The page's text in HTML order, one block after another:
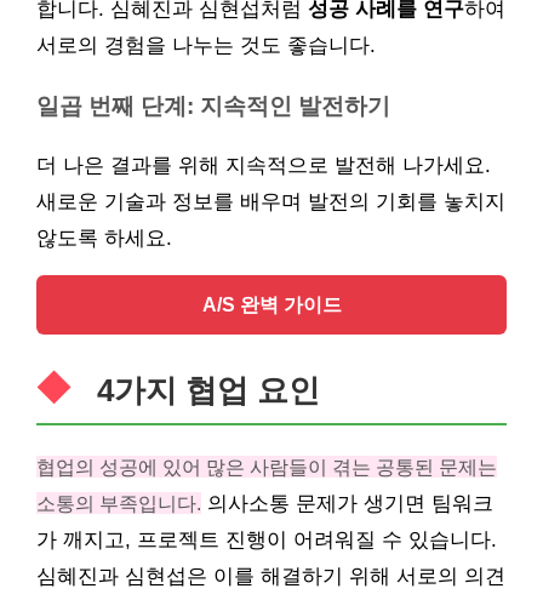
합니다. 심혜진과 심현섭처럼 성공 사례를 연구하여
서로의 경험을 나누는 것도 좋습니다.
일곱 번째 단계: 지속적인 발전하기
더 나은 결과를 위해 지속적으로 발전해 나가세요.
새로운 기술과 정보를 배우며 발전의 기회를 놓치지
않도록 하세요.
A/S 완벽 가이드
4가지 협업 요인
협업의 성공에 있어 많은 사람들이 겪는 공통된 문제는
소통의 부족입니다. 의사소통 문제가 생기면 팀워크
가 깨지고, 프로젝트 진행이 어려워질 수 있습니다.
심혜진과 심현섭은 이를 해결하기 위해 서로의 의견